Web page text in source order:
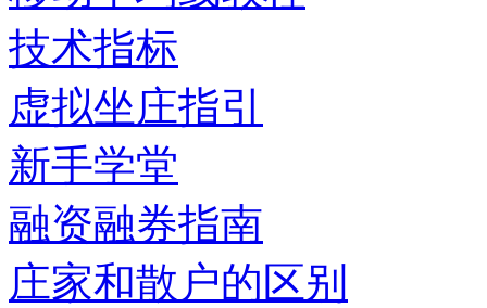
技术指标
虚拟坐庄指引
新手学堂
融资融券指南
庄家和散户的区别